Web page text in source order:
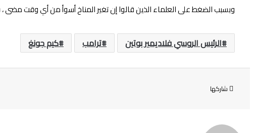
وبسبب الضغط على العلماء الذين قالوا إن تغير المناخ أسوأ من أي وقت مضى
الرئيس الروسي فلاديمير بوتين ترامب كيم جونغ
شاركها